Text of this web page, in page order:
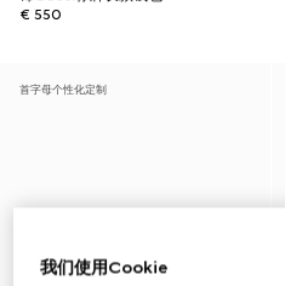
€ 550
首字母个性化定制
我们使用Cookie